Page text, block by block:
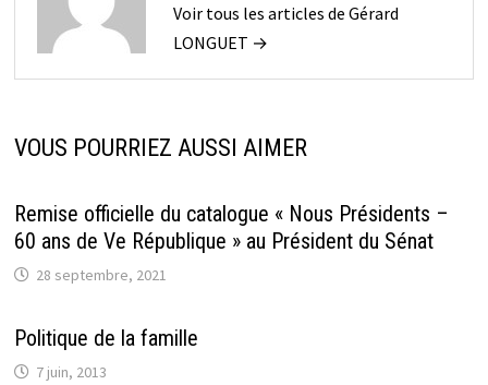
Voir tous les articles de Gérard
LONGUET →
VOUS POURRIEZ AUSSI AIMER
Remise officielle du catalogue « Nous Présidents –
60 ans de Ve République » au Président du Sénat
28 septembre, 2021
Politique de la famille
7 juin, 2013